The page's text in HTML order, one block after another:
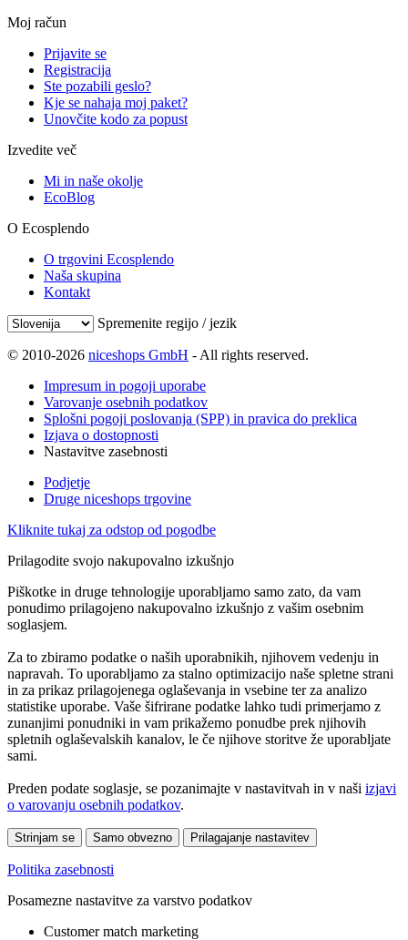
Moj račun
Prijavite se
Registracija
Ste pozabili geslo?
Kje se nahaja moj paket?
Unovčite kodo za popust
Izvedite več
Mi in naše okolje
EcoBlog
O Ecosplendo
O trgovini Ecosplendo
Naša skupina
Kontakt
Spremenite regijo / jezik
© 2010-2026 niceshops GmbH - All rights reserved.
Impresum in pogoji uporabe
Varovanje osebnih podatkov
Splošni pogoji poslovanja (SPP) in pravica do preklica
Izjava o dostopnosti
Nastavitve zasebnosti
Podjetje
Druge niceshops trgovine
Kliknite tukaj za odstop od pogodbe
Prilagodite svojo nakupovalno izkušnjo
Piškotke in druge tehnologije uporabljamo samo zato, da vam
ponudimo prilagojeno nakupovalno izkušnjo z vašim osebnim
soglasjem.
Za to zbiramo podatke o naših uporabnikih, njihovem vedenju in
napravah. To uporabljamo za stalno optimizacijo naše spletne strani
in za prikaz prilagojenega oglaševanja in vsebine ter za analizo
statistike uporabe. Vaše šifrirane podatke lahko tudi primerjamo z
zunanjimi ponudniki in vam prikažemo ponudbe prek njihovih
spletnih oglaševalskih kanalov, le če njihove storitve že uporabljate
sami.
Preden podate soglasje, se pozanimajte v nastavitvah in v naši izjavi
o varovanju osebnih podatkov.
Strinjam se Samo obvezno Prilagajanje nastavitev
Politika zasebnosti
Posamezne nastavitve za varstvo podatkov
Customer match marketing